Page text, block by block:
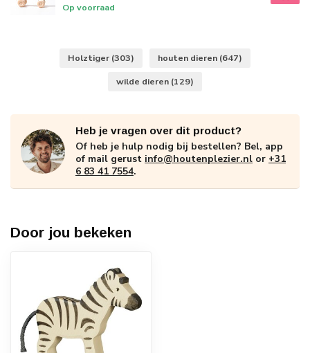
Op voorraad
Holztiger (303) houten dieren (647)
wilde dieren (129)
Heb je vragen over dit product?
Of heb je hulp nodig bij bestellen? Bel, app
of mail gerust info@houtenplezier.nl or +31
6 83 41 7554.
Door jou bekeken